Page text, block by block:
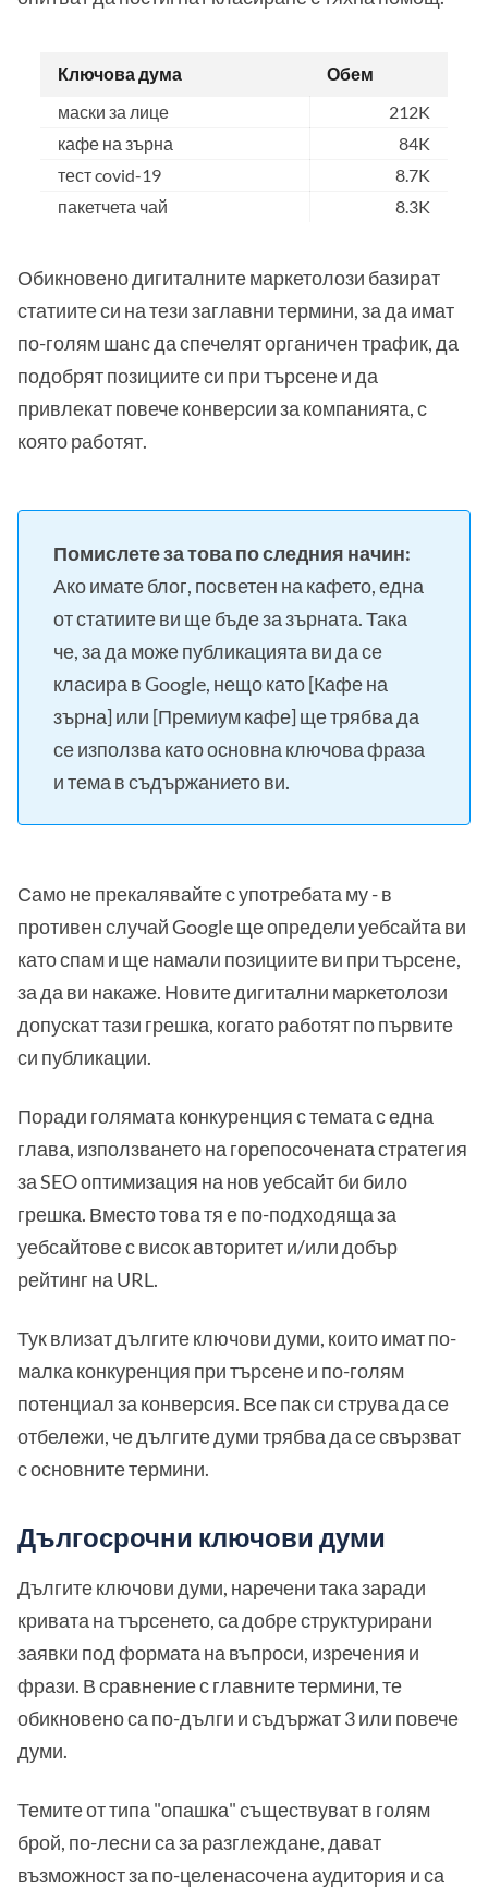
Ключова дума
Обем
маски за лице
212K
кафе на зърна
84K
тест covid-19
8.7K
пакетчета чай
8.3K
Обикновено дигиталните маркетолози базират
статиите си на тези заглавни термини, за да имат
по-голям шанс да спечелят органичен трафик, да
подобрят позициите си при търсене и да
привлекат повече конверсии за компанията, с
която работят.
Помислете за това по следния начин:
Ако имате блог, посветен на кафето, една
от статиите ви ще бъде за зърната. Така
че, за да може публикацията ви да се
класира в Google, нещо като [Кафе на
зърна] или [Премиум кафе] ще трябва да
се използва като основна ключова фраза
и тема в съдържанието ви.
Само не прекалявайте с употребата му - в
противен случай Google ще определи уебсайта ви
като спам и ще намали позициите ви при търсене,
за да ви накаже. Новите дигитални маркетолози
допускат тази грешка, когато работят по първите
си публикации.
Поради голямата конкуренция с темата с една
глава, използването на горепосочената стратегия
за SEO оптимизация на нов уебсайт би било
грешка. Вместо това тя е по-подходяща за
уебсайтове с висок авторитет и/или добър
рейтинг на URL.
Тук влизат дългите ключови думи, които имат по-
малка конкуренция при търсене и по-голям
потенциал за конверсия. Все пак си струва да се
отбележи, че дългите думи трябва да се свързват
с основните термини.
Дългосрочни ключови думи
Дългите ключови думи, наречени така заради
кривата на търсенето, са добре структурирани
заявки под формата на въпроси, изречения и
фрази. В сравнение с главните термини, те
обикновено са по-дълги и съдържат 3 или повече
думи.
Темите от типа "опашка" съществуват в голям
брой, по-лесни са за разглеждане, дават
възможност за по-целенасочена аудитория и са